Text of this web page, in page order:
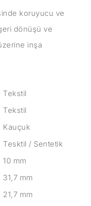
koruyucu ve
dönüşü ve
inşa
Tekstil
Tekstil
Kauçuk
Tesktil / Sentetik
10 mm
31,7 mm
21,7 mm